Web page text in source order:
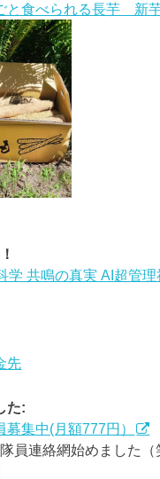
と食べられる長芋 新
学 共鳴の真実 AI超管理
先
た:
集中(月額777円）
員連絡網始めました（